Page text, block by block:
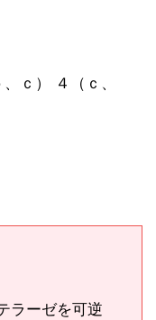
ｃ） ４（ｃ、
ラーゼを可逆